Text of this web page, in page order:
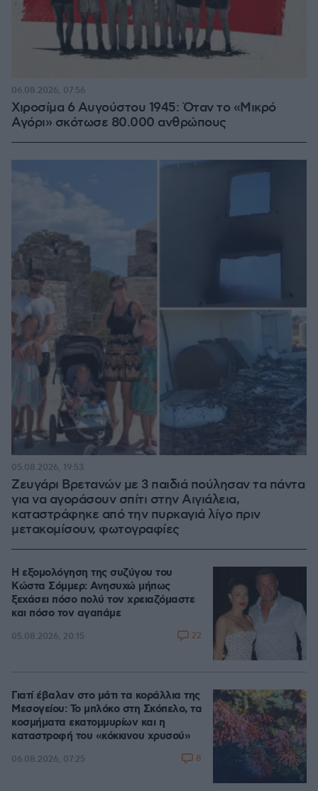
Χιροσίμα 6 Αυγούστου 1945: Όταν το «Μικρό
Αγόρι» σκότωσε 80.000 ανθρώπους
06.08.2026, 07:56
Ζευγάρι Βρετανών με 3 παιδιά πούλησαν τα πάντα
για να αγοράσουν σπίτι στην Αιγιάλεια,
καταστράφηκε από την πυρκαγιά λίγο πριν
μετακομίσουν, φωτογραφίες
05.08.2026, 19:53
Η εξομολόγηση της συζύγου του
Κώστα Σόμμερ: Ανησυχώ μήπως
ξεχάσει πόσο πολύ τον χρειαζόμαστε
και πόσο τον αγαπάμε
05.08.2026, 20:15 22
Γιατί έβαλαν στο μάτι τα κοράλλια της
Μεσογείου: Το μπλόκο στη Σκόπελο, τα
κοσμήματα εκατομμυρίων και η
καταστροφή του «κόκκινου χρυσού»
06.08.2026, 07:25 8